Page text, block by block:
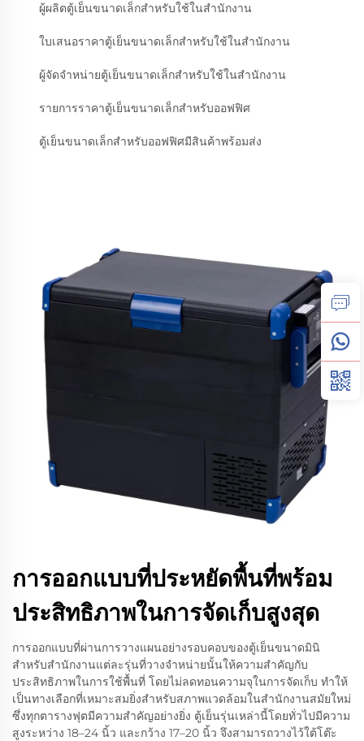
ผู้ผลิตตู้เย็นขนาดเล็กสำหรับใช้ในสำนักงาน
ใบเสนอราคาตู้เย็นขนาดเล็กสำหรับใช้ในสำนักงาน
ผู้จัดจำหน่ายตู้เย็นขนาดเล็กสำหรับใช้ในสำนักงาน
รายการราคาตู้เย็นขนาดเล็กสำหรับออฟฟิศ
ตู้เย็นขนาดเล็กสำหรับออฟฟิศมีสินค้าพร้อมส่ง
การออกแบบที่ประหยัดพื้นที่พร้อม
ประสิทธิภาพในการจัดเก็บสูงสุด
การออกแบบที่ผ่านการวางแผนอย่างรอบคอบของตู้เย็นขนาดมินิ
สำหรับสำนักงานแต่ละรุ่นที่วางจำหน่ายนั้นให้ความสำคัญกับ
ประสิทธิภาพในการใช้พื้นที่ โดยไม่ลดทอนความจุในการจัดเก็บ ทำให้
เป็นทางเลือกที่เหมาะสมยิ่งสำหรับสภาพแวดล้อมในสำนักงานสมัยใหม่
ซึ่งทุกตารางฟุตมีความสำคัญอย่างยิ่ง ตู้เย็นรุ่นเหล่านี้โดยทั่วไปมีความ
สูงระหว่าง 18–24 นิ้ว และกว้าง 17–20 นิ้ว จึงสามารถวางไว้ใต้โต๊ะ